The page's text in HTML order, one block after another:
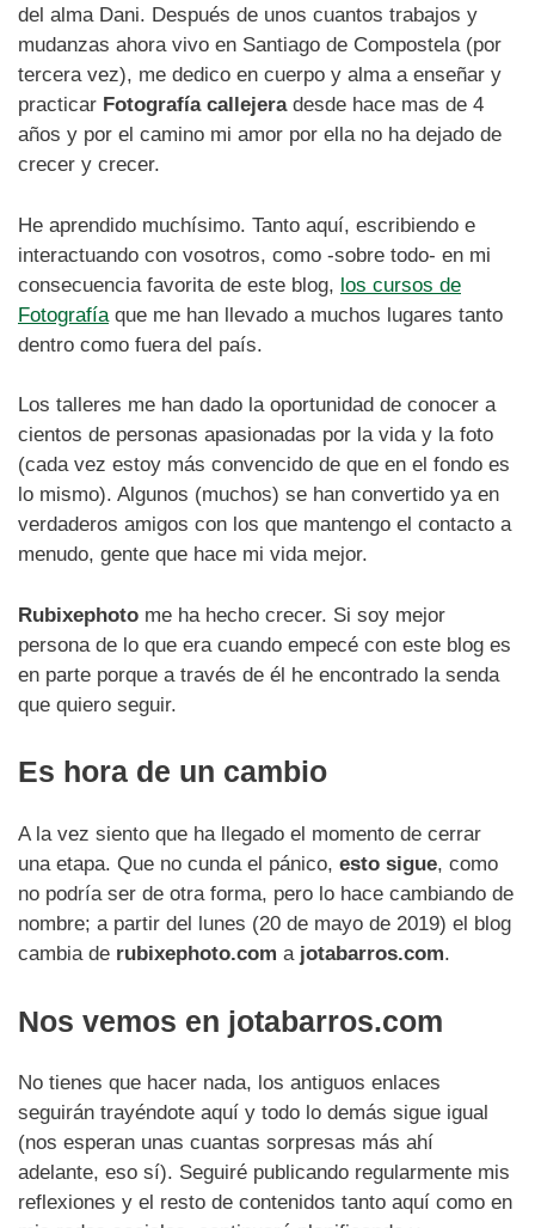
del alma Dani. Después de unos cuantos trabajos y
mudanzas ahora vivo en Santiago de Compostela (por
tercera vez), me dedico en cuerpo y alma a enseñar y
practicar Fotografía callejeradesde hace mas de 4
años y por el camino mi amor por ella no ha dejado de
crecer y crecer.
He aprendido muchísimo. Tanto aquí, escribiendo e
interactuando con vosotros, como -sobre todo- en mi
consecuencia favorita de este blog, los cursos de
Fotografíaque me han llevado a muchos lugares tanto
dentro como fuera del país.
Los talleres me han dado la oportunidad de conocer a
cientos de personas apasionadas por la vida y la foto
(cada vez estoy más convencido de que en el fondo es
lo mismo). Algunos (muchos) se han convertido ya en
verdaderos amigos con los que mantengo el contacto a
menudo, gente que hace mi vida mejor.
Rubixephoto me ha hecho crecer. Si soy mejor
persona de lo que era cuando empecé con este blog es
en parte porque a través de él he encontrado la senda
que quiero seguir.
Es hora de un cambio
A la vez siento que ha llegado el momento de cerrar
una etapa. Que no cunda el pánico, esto sigue, como
no podría ser de otra forma, pero lo hace cambiando de
nombre; a partir del lunes (20 de mayo de 2019) el blog
cambia de rubixephoto.com a jotabarros.com.
Nos vemos en jotabarros.com
No tienes que hacer nada, los antiguos enlaces
seguirán trayéndote aquí y todo lo demás sigue igual
(nos esperan unas cuantas sorpresas más ahí
adelante, eso sí). Seguiré publicando regularmente mis
reflexiones y el resto de contenidos tanto aquí como en